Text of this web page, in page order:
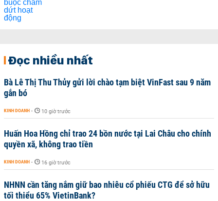
Đọc nhiều nhất
Bà Lê Thị Thu Thủy gửi lời chào tạm biệt VinFast sau 9 năm
gắn bó
KINH DOANH - 10 giờ trước
Huấn Hoa Hồng chỉ trao 24 bồn nước tại Lai Châu cho chính
quyền xã, không trao tiền
KINH DOANH - 16 giờ trước
NHNN cần tăng nắm giữ bao nhiêu cổ phiếu CTG để sở hữu
tối thiểu 65% VietinBank?